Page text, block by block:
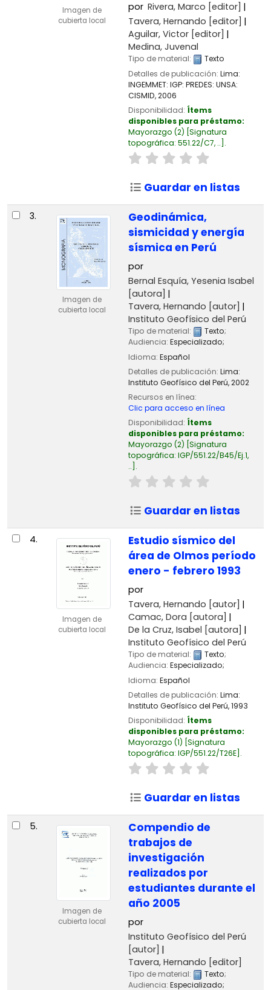
Imagen de
cubierta local
por Rivera, Marco [editor]
Tavera, Hernando [editor]
Aguilar, Victor[editor]
Medina, Juvenal
Tipo de material:
Texto
Detalles de publicación: Lima:
INGEMMET: IGP: PREDES: UNSA:
CISMID,2006
Disponibilidad: Ítems
disponibles para préstamo:
Mayorazgo (2) Signatura
topográfica: 551.22/C7, .. .
Guardar en listas
3.
Imagen de
cubierta local
Geodinámica,
sismicidad y energía
sísmica en Perú
por
Bernal Esquía, Yesenia Isabel
[autora]
Tavera, Hernando [autor]
Instituto Geofísico del Perú
Tipo de material: Texto;
Audiencia: Especializado;
Idioma: Español
Detalles de publicación: Lima:
Instituto Geofísico del Perú,2002
Recursos en línea:
Clic para acceso en línea
Disponibilidad: Ítems
disponibles para préstamo:
Mayorazgo (2) Signatura
topográfica: IGP/551.22/B45/Ej.1,
.. .
Guardar en listas
4.
Imagen de
cubierta local
Estudio sísmico del
área de Olmos período
enero - febrero 1993
por
Tavera, Hernando [autor]
Camac, Dora [autora]
De la Cruz, Isabel [autora]
Instituto Geofísico del Perú
Tipo de material: Texto;
Audiencia: Especializado;
Idioma: Español
Detalles de publicación: Lima:
Instituto Geofísico del Perú,1993
Disponibilidad: Ítems
disponibles para préstamo:
Mayorazgo (1) Signatura
topográfica: IGP/551.22/T26E .
Guardar en listas
5.
Imagen de
cubierta local
Compendio de
trabajos de
investigación
realizados por
estudiantes durante el
año 2005
por
Instituto Geofísico del Perú
[autor]
Tavera, Hernando [editor]
Tipo de material: Texto;
Audiencia: Especializado;